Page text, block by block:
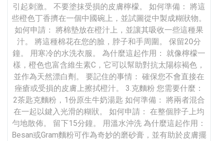
引起刺激。 不要塗抹受損的皮膚檸檬。 如何準備： 將這
些橙色丁香擠在一個中國碗上，並試圖從中製成糊狀物。
如何申請： 將棉墊放在橙汁上，並讓其吸收一些這種果
汁。 將這種棉花在您的臉，脖子和手周圍。 保留20分
鐘。 用寒冷的水洗衣服。 為什麼這起作用： 就像檸檬一
樣，橙色也富含維生素C，它可以幫助對抗太陽棕褐色，
並作為天然漂白劑。 要記住的事情： 確保您不會直接在
痤瘡或受損的皮膚上擦拭橙汁。 3.克麵粉 您需要什麼：
2茶匙克麵粉，1份原生牛奶湯匙 如何準備： 將兩者混合
在一起以鍵入光滑的糊狀。 如何申請： 在整個脖子上均
勻地散佈。 留下15分鐘。 用溫水沖洗 為什麼這起作用：
Besan或Gram麵粉可作為奇妙的磨砂膏，並有助於皮膚擺